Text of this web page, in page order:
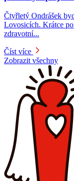
Čtyřletý Ondrášek
Lovosicích. Krátce
zdravotní...
Číst více
Zobrazit všechny